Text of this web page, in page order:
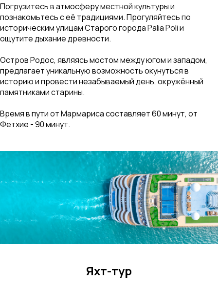
Погрузитесь в атмосферу местной культуры и
познакомьтесь с её традициями. Прогуляйтесь по
историческим улицам Старого города Palia Poli и
ощутите дыхание древности.
Остров Родос, являясь мостом между югом и западом,
предлагает уникальную возможность окунуться в
историю и провести незабываемый день, окружённый
памятниками старины.
Время в пути от Мармариса составляет 60 минут, от
Фетхие - 90 минут.
Яхт-тур